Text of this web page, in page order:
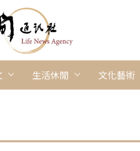
生活休閒 文化藝術